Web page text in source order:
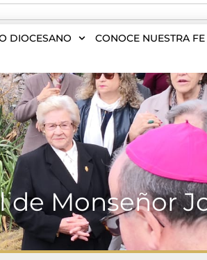
DIOCESANO CONOCE NUESTRA FE
Monseñor